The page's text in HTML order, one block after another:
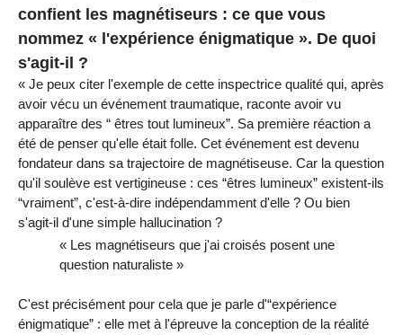
confient les magnétiseurs : ce que vous
nommez « l'expérience énigmatique ». De quoi
s'agit-il ?
« Je peux citer l'exemple de cette inspectrice qualité qui, après
avoir vécu un événement traumatique, raconte avoir vu
apparaître des “ êtres tout lumineux”. Sa première réaction a
été de penser qu'elle était folle. Cet événement est devenu
fondateur dans sa trajectoire de magnétiseuse. Car la question
qu'il soulève est vertigineuse : ces “êtres lumineux” existent-ils
“vraiment”, c'est-à-dire indépendamment d'elle ? Ou bien
s'agit-il d'une simple hallucination ?
« Les magnétiseurs que j'ai croisés posent une
question naturaliste »
C'est précisément pour cela que je parle d'“expérience
énigmatique” : elle met à l'épreuve la conception de la réalité